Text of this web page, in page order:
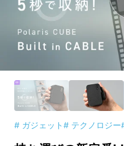
# ガジェット# テクノロジー